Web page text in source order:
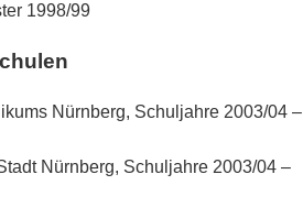
1998/99
Nürnberg, Schuljahre 2003/04 –
Nürnberg, Schuljahre 2003/04 –